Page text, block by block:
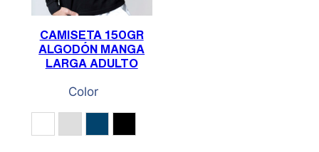
CAMISETA 150GR
ALGODÓN MANGA
LARGA ADULTO
Color
BlancoGris Vigoré
MarinoNegro